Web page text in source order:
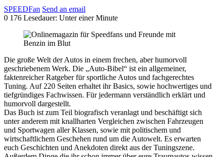
SPEEDFan Send an email
0 176 Lesedauer: Unter einer Minute
Die große Welt der Autos in einem frechen, aber humorvoll
geschriebenem Werk. Die „Auto-Bibel“ ist ein allgemeiner,
faktenreicher Ratgeber für sportliche Autos und fachgerechtes
Tuning. Auf 220 Seiten erhaltet ihr Basics, sowie hochwertiges und
tiefgründiges Fachwissen. Für jedermann verständlich erklärt und
humorvoll dargestellt.
Das Buch ist zum Teil biografisch veranlagt und beschäftigt sich
unter anderem mit knallharten Vergleichen zwischen Fahrzeugen
und Sportwagen aller Klassen, sowie mit politischem und
wirtschaftlichem Geschehen rund um die Autowelt. Es erwarten
euch Geschichten und Anekdoten direkt aus der Tuningszene.